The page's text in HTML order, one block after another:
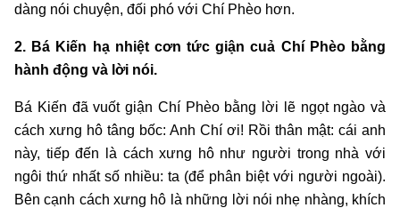
dàng nói chuyện, đối phó với Chí Phèo hơn.
2. Bá Kiến hạ nhiệt cơn tức giận cuả Chí Phèo bằng
hành động và lời nói.
Bá Kiến đã vuốt giận Chí Phèo bằng lời lẽ ngọt ngào và
cách xưng hô tâng bốc: Anh Chí ơi! Rồi thân mật: cái anh
này, tiếp đến là cách xưng hô như người trong nhà với
ngôi thứ nhất số nhiều: ta (để phân biệt với người ngoài).
Bên cạnh cách xưng hô là những lời nói nhẹ nhàng, khích